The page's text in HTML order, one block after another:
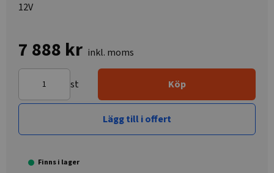
12V
7 888 kr inkl. moms
st Köp
Lägg till i offert
Finns i lager